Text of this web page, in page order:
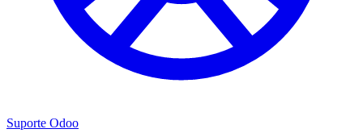
Suporte Odoo